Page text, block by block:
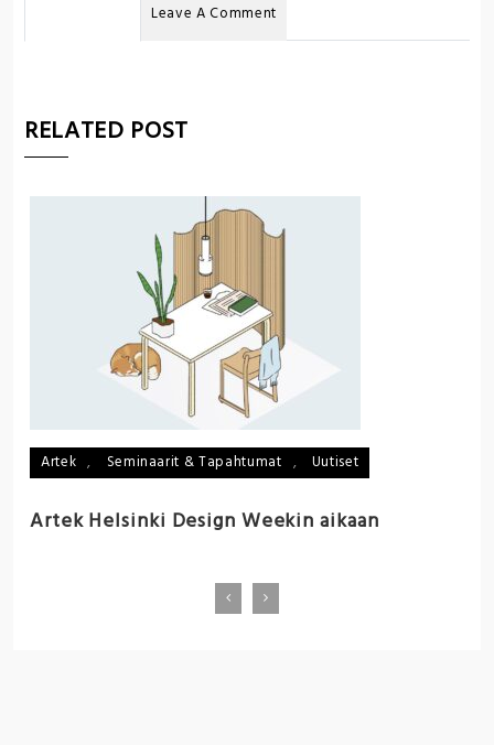
Leave A Comment
RELATED POST
Artek , Seminaarit & Tapahtumat , Uutiset
Artek Helsinki Design Weekin aikaan